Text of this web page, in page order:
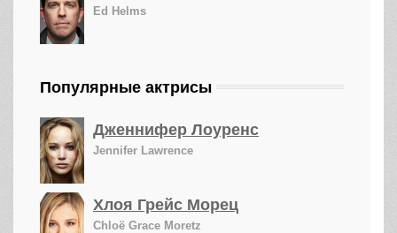
Ed Helms
Популярные актрисы
Дженнифер Лоуренс
Jennifer Lawrence
Хлоя Грейс Морец
Chloë Grace Moretz